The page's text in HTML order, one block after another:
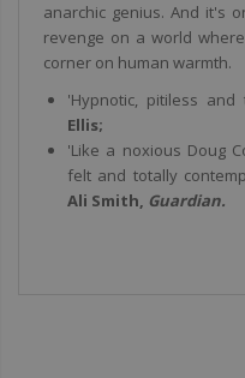
anarchic genius. And it's
revenge on a world
corner on human warmth.
'Hypnotic, pitiless
Ellis;
'Like a noxious Doug
felt and totally
Ali Smith, Guardian.